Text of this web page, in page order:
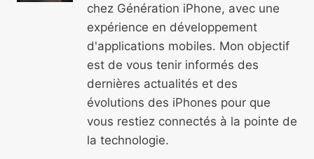
chez Génération iPhone, avec une
expérience en développement
d'applications mobiles. Mon objectif
est de vous tenir informés des
dernières actualités et des
évolutions des iPhones pour que
vous restiez connectés à la pointe de
la technologie.